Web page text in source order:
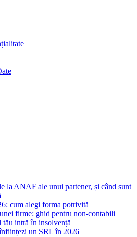
la ANAF ale unui partener, și când sunt
cum alegi forma potrivită
firme: ghid pentru non-contabili
intră în insolvență
un SRL în 2026